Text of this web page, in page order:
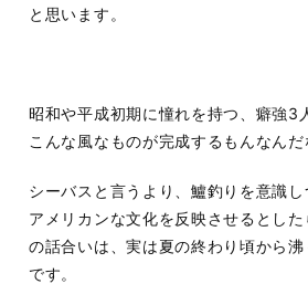
と思います。
昭和や平成初期に憧れを持つ、癖強3
こんな風なものが完成するもんなんだ
シーバスと言うより、鱸釣りを意識
アメリカンな文化を反映させるとし
の話合いは、実は夏の終わり頃から
です。